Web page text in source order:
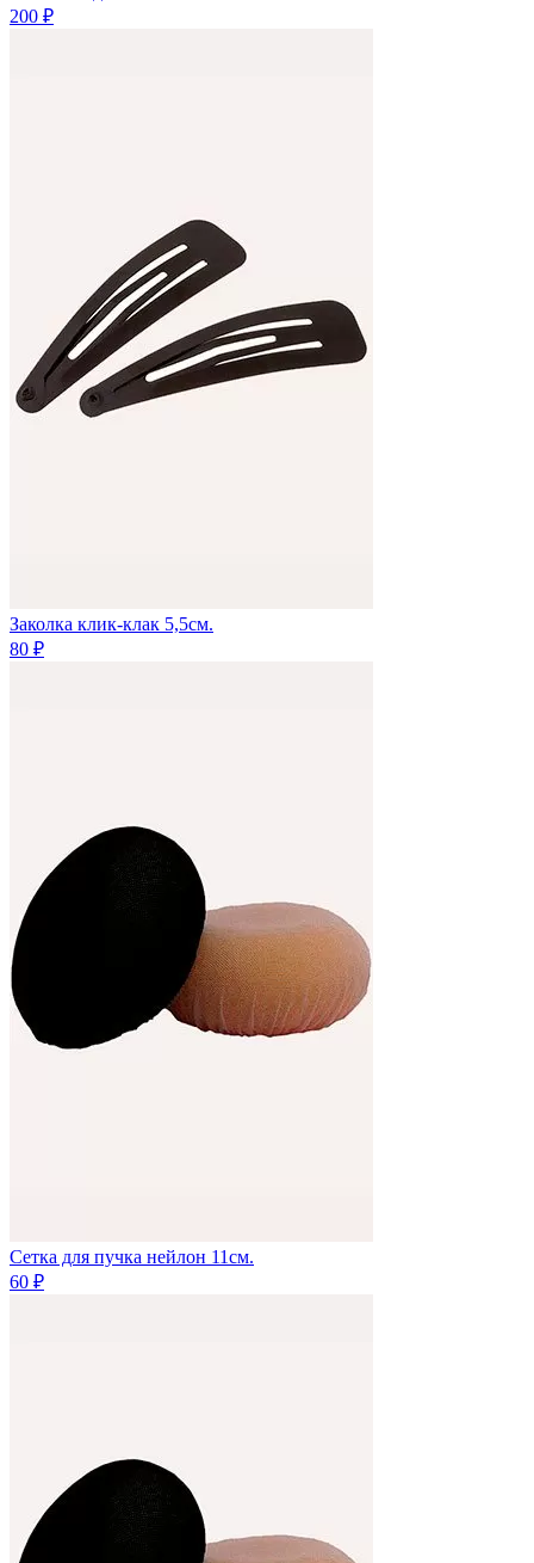
200 ₽
Заколка клик-клак 5,5см.
80 ₽
Сетка для пучка нейлон 11см.
60 ₽